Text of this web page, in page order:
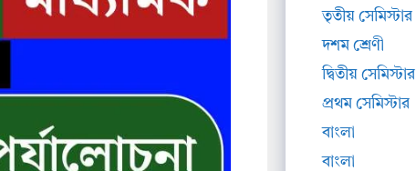
তৃতীয় সেমিস্টার
দশম শ্রেণী
দ্বিতীয় সেমিস্টার
প্রথম সেমিস্টার
বাংলা
বাংলা